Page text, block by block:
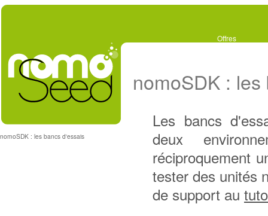
Offres
nomoSDK : les bancs d'essais
nomoSDK :
Les bancs
deux
réciproquement
tester des unités
de support au